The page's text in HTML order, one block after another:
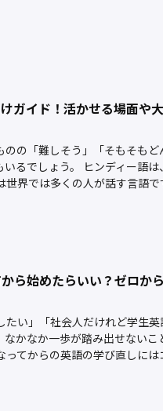
ガイド！活かせる場面や
の「難しそう」「そもそもど
るでしょう。 ヒンディー語
世界では多くの人が話す言語
ら始めたらいい？ゼロか
たい」「社会人だけれど学生
かなか一歩が踏み出せないこ
てからの英語の学び直しには